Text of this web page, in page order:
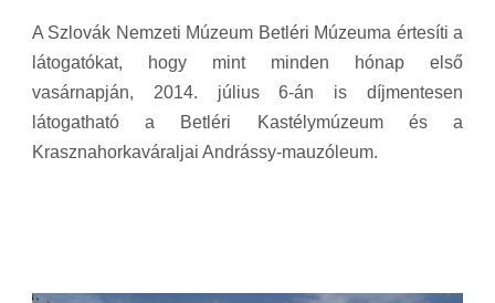
A Szlovák Nemzeti Múzeum Betléri Múzeuma értesíti a
látogatókat, hogy mint minden hónap első
vasárnapján, 2014. július 6-án is díjmentesen
látogatható a Betléri Kastélymúzeum és a
Krasznahorkaváraljai Andrássy-mauzóleum.